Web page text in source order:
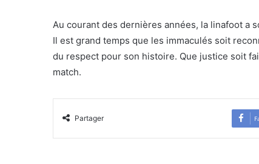
Au courant des dernières années, la linafoot a
Il est grand temps que les immaculés soit
du respect pour son histoire. Que justice soit
match.
Partager